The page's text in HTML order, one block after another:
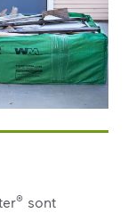
® sont